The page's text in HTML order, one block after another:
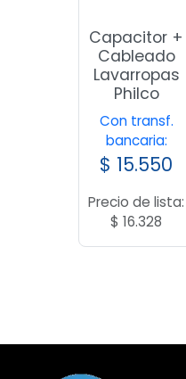
Capacitor +
Cableado
Lavarropas
Philco
Con transf.
bancaria:
$ 15.550
Precio de lista:
$ 16.328